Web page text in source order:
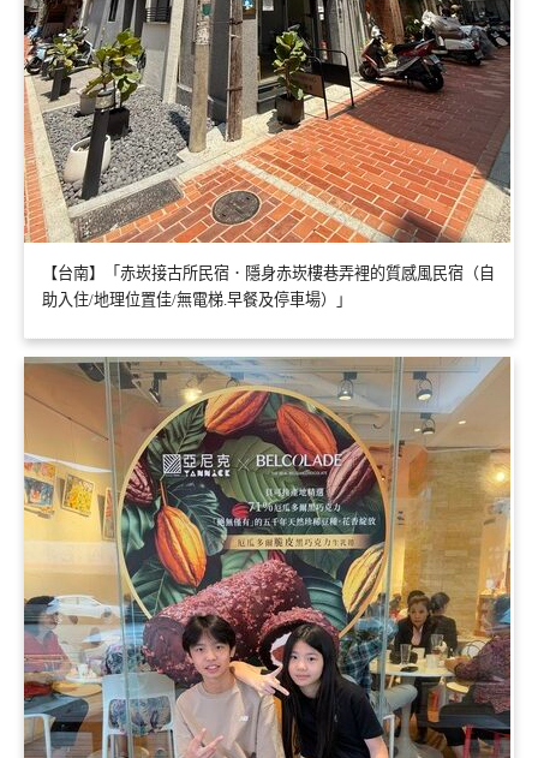
【台南】「赤崁接古所民宿．隱身赤崁樓巷弄裡的質感風民宿（自
助入住/地理位置佳/無電梯.早餐及停車場）」